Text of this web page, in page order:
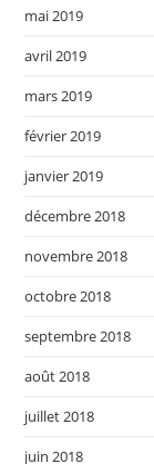
mai 2019
avril 2019
mars 2019
février 2019
janvier 2019
décembre 2018
novembre 2018
octobre 2018
septembre 2018
août 2018
juillet 2018
juin 2018